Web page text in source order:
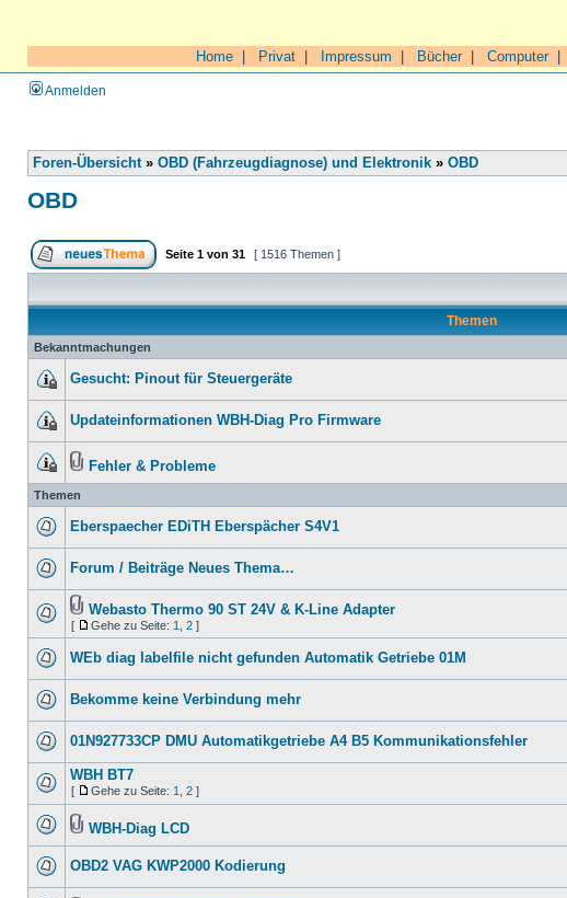
Home Privat Impressum Bücher| Computer|
Anmelden
Foren-Übersicht» OBD (Fahrzeugdiagnose) und Elektronik » OBD
OBD
Seite 1 von 31 [ 1516 Themen ]
Themen
Bekanntmachungen
Gesucht: Pinout für Steuergeräte
Updateinformationen WBH-Diag Pro Firmware
Fehler & Probleme
Themen
Eberspaecher EDiTH Eberspächer S4V1
Forum / Beiträge Neues Thema…
Webasto Thermo 90 ST 24V & K-Line Adapter
[ Gehe zu Seite: 1 2 ]
WEb diag labelfile nicht gefunden Automatik Getriebe 01M
Bekomme keine Verbindung mehr
01N927733CP DMU Automatikgetriebe A4 B5 Kommunikationsfehler
WBH BT7
[ Gehe zu Seite: 1 2 ]
WBH-Diag LCD
OBD2 VAG KWP2000 Kodierung